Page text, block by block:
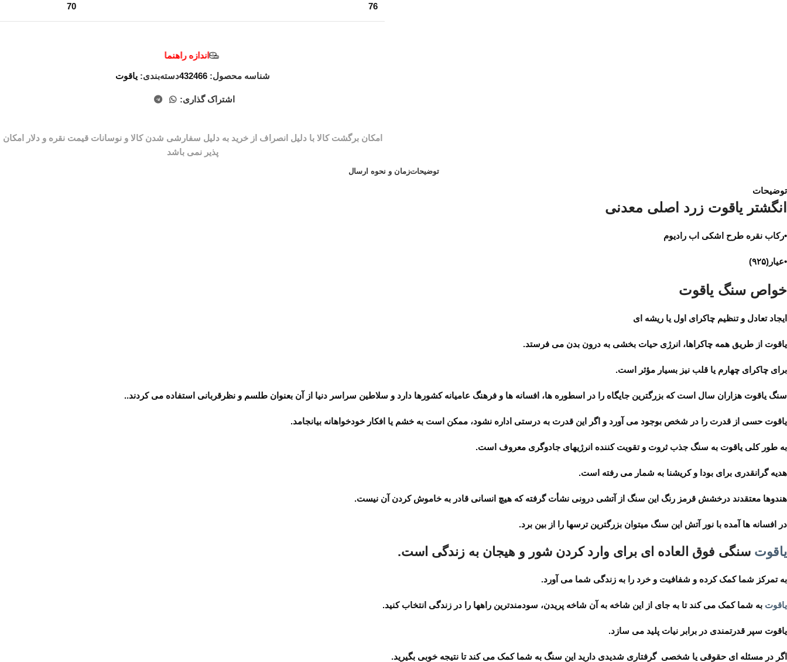
76
70
اندازه راهنما
شناسه محصول:432466دسته‌بندی: یاقوت
اشتراک گذاری:
توضیحاتزمان و نحوه ارسال
توضیحات
انگشتر یاقوت زرد اصلی معدنی
•رکاب نقره طرح اشکی اب رادیوم
•عیار(۹۲۵)
خواص سنگ یاقوت
ایجاد تعادل و تنظیم چاکرای اول یا ریشه ای
یاقوت از طریق همه چاکراها، انرژی حیات بخشی به درون بدن می فرستد.
برای چاکرای چهارم یا قلب نیز بسیار مؤثر است.
سنگ یاقوت هزاران سال است که بزرگترین جایگاه را در اسطوره ها، افسانه ها و فرهنگ عامیانه کشورها دارد و سلاطین سراسر دنیا از آن بعنوان طلسم و نظرقربانی استفاده می کردند..
یاقوت حسی از قدرت را در شخص بوجود می آورد و اگر این قدرت به درستی اداره نشود، ممکن است به خشم یا افکار خودخواهانه بیانجامد.
به طور کلی یاقوت به سنگ جذب ثروت و تقویت کننده انرژیهای جادوگری معروف است.
هدیه گرانقدری برای بودا و کریشنا به شمار می رفته است.
هندوها معتقدند درخشش قرمز رنگ این سنگ از آتشی درونی نشأت گرفته که هیچ انسانی قادر به خاموش کردن آن نیست.
در افسانه ها آمده با نور آتش این سنگ میتوان بزرگترین ترسها را از بین برد.
یاقوت سنگی فوق العاده ای برای وارد کردن شور و هیجان به زندگی است.
به تمرکز شما کمک کرده و شفافیت و خرد را به زندگی شما می آورد.
یاقوت به شما کمک می کند تا به جای از این شاخه به آن شاخه پریدن، سودمندترین راهها را در زندگی انتخاب کنید.
یاقوت سپر قدرتمندی در برابر نیات پلید می سازد.
اگر در مسئله ای حقوقی یا شخصی گرفتاری شدیدی دارید این سنگ به شما کمک می کند تا نتیجه خوبی بگیرید.